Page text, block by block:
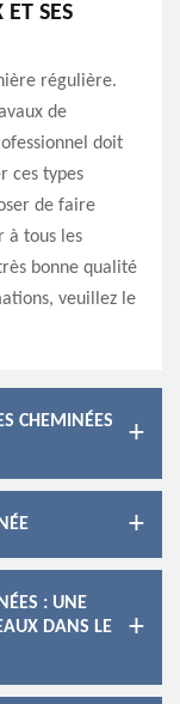
SES
régulière.
de
doit
ces types
de faire
à tous les
bonne qualité
veuillez le
CHEMINÉES
: UNE
DANS LE